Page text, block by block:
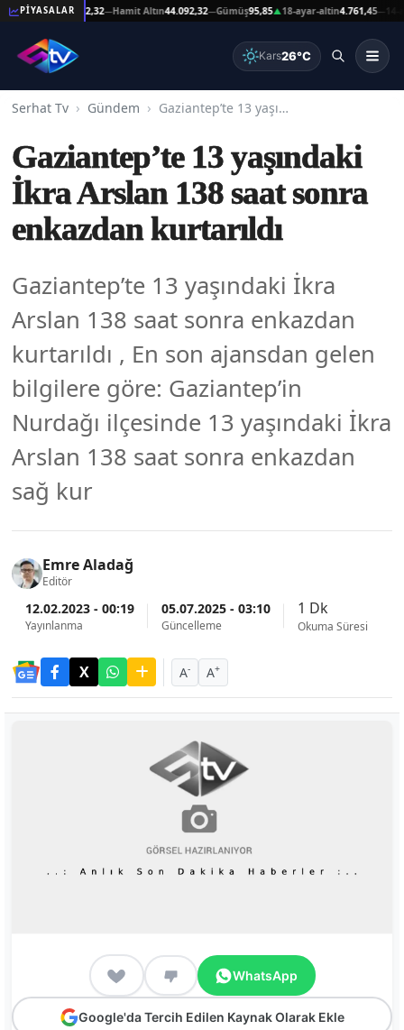
PİYASALAR
Altın44.092,32 —Hamit Altın44.092,32—Gümüş95,85▲18-ayar-altin4.761,45—14-
Kars26°C
Serhat Tv Gündem Gaziantep’te 13 yaşındaki İkra Arslan 138 saat sonra enkazdan kurtarıldı
Gaziantep’te 13 yaşındaki
İkra Arslan 138 saat sonra
enkazdan kurtarıldı
Gaziantep’te 13 yaşındaki İkra
Arslan 138 saat sonra enkazdan
kurtarıldı , En son ajansdan gelen
bilgilere göre: Gaziantep’in
Nurdağı ilçesinde 13 yaşındaki İkra
Arslan 138 saat sonra enkazdan
sağ kur
Emre Aladağ
Editör
12.02.2023 - 00:19
Yayınlanma
05.07.2025 - 03:10
Güncelleme
1 Dk
Okuma Süresi
A- A+
WhatsApp
Google'da Tercih Edilen Kaynak Olarak Ekle